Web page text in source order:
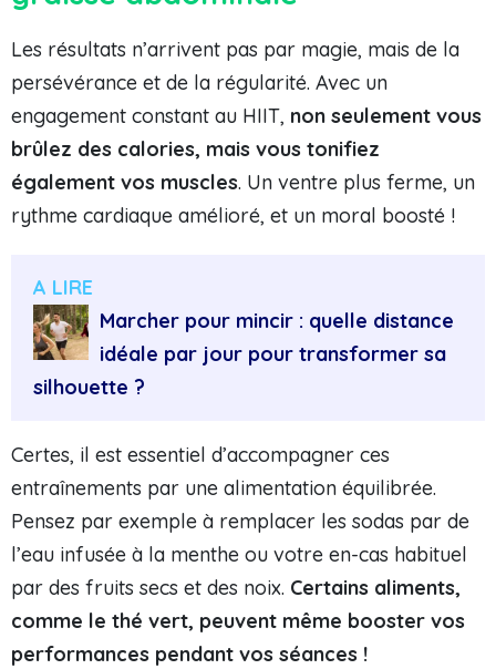
Les résultats n’arrivent pas par magie, mais de la
persévérance et de la régularité. Avec un
engagement constant au HIIT, non seulement vous
brûlez des calories, mais vous tonifiez
également vos muscles. Un ventre plus ferme, un
rythme cardiaque amélioré, et un moral boosté !
A LIRE
Marcher pour mincir : quelle distance
idéale par jour pour transformer sa
silhouette ?
Certes, il est essentiel d’accompagner ces
entraînements par une alimentation équilibrée.
Pensez par exemple à remplacer les sodas par de
l’eau infusée à la menthe ou votre en-cas habituel
par des fruits secs et des noix. Certains aliments,
comme le thé vert, peuvent même booster vos
performances pendant vos séances !